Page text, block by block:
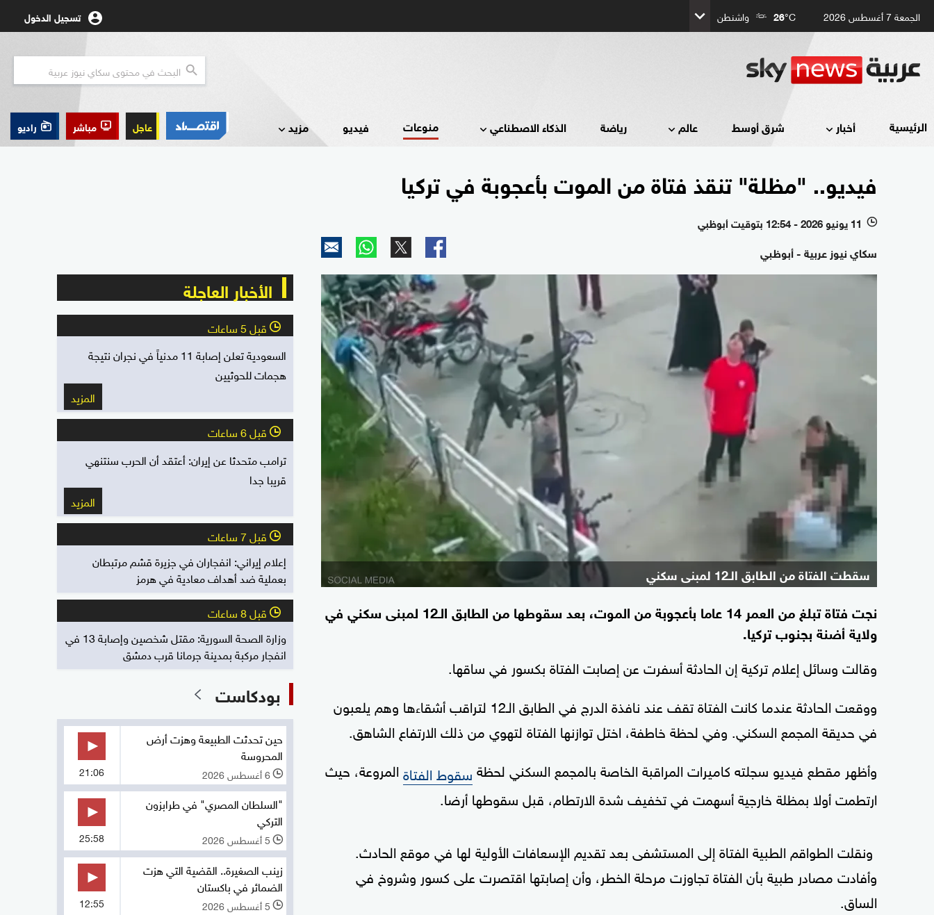
الجمعة 7 أغسطس 2026 26°C واشنطن تسجيل الدخول
الرئيسية أخبار شرق أوسط عالم رياضة الذكاء الاصطناعي منوعات فيديو مزيد عاجل مباشر راديو
فيديو.. "مظلة" تنقذ فتاة من الموت بأعجوبة في تركيا
l 11 يونيو 2026 - 12:54 بتوقيت أبوظبي
سكاي نيوز عربية - أبوظبي
سقطت الفتاة من الطابق الـ12 لمبنى سكني
نجت فتاة تبلغ من العمر 14 عاما بأعجوبة من الموت، بعد سقوطها من الطابق الـ12 لمبنى سكني في
ولاية أضنة بجنوب تركيا.
وقالت وسائل إعلام تركية إن الحادثة أسفرت عن إصابت الفتاة بكسور في ساقها.
ووقعت الحادثة عندما كانت الفتاة تقف عند نافذة الدرج في الطابق الـ12 لتراقب أشقاءها وهم يلعبون
في حديقة المجمع السكني. وفي لحظة خاطفة، اختل توازنها الفتاة لتهوي من ذلك الارتفاع الشاهق.
وأظهر مقطع فيديو سجلته كاميرات المراقبة الخاصة بالمجمع السكني لحظة سقوط الفتاة المروعة، حيث
ارتطمت أولا بمظلة خارجية أسهمت في تخفيف شدة الارتطام، قبل سقوطها أرضا.
ونقلت الطواقم الطبية الفتاة إلى المستشفى بعد تقديم الإسعافات الأولية لها في موقع الحادث.
وأفادت مصادر طبية بأن الفتاة تجاوزت مرحلة الخطر، وأن إصابتها اقتصرت على كسور وشروخ في
الساق.
الأخبار العاجلة
l قبل 5 ساعات
السعودية تعلن إصابة 11 مدنياً في نجران نتيجة
هجمات للحوثيين
المزيد
l قبل 6 ساعات
ترامب متحدثا عن إيران: أعتقد أن الحرب سنتنهي
قريبا جدا
المزيد
l قبل 7 ساعات
إعلام إيراني: انفجاران في جزيرة قشم مرتبطان
بعملية ضد أهداف معادية في هرمز
l قبل 8 ساعات
وزارة الصحة السورية: مقتل شخصين وإصابة 13 في
انفجار مركبة بمدينة جرمانا قرب دمشق
بودكاست
حين تحدثت الطبيعة وهزت أرض
المحروسة
l 6 أغسطس 2026 21:06
"السلطان المصري" في طرابزون
التركي
l 5 أغسطس 2026 25:58
زينب الصغيرة.. القضية التي هزت
الضمائر في باكستان
l 5 أغسطس 2026 12:55